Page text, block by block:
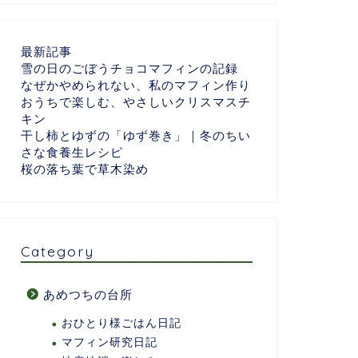
最新記事
雪の日のごぼうチョコマフィンの記録
なぜかやめられない、私のマフィン作り
おうちで楽しむ、やさしいクリスマスチ
キン
干し柿とゆずの「ゆず巻き」｜冬のちい
さな食養生レシピ
桜の落ち葉で草木染め
Category
あめつちの台所
おひとり様ごはん日記
マフィン研究日記